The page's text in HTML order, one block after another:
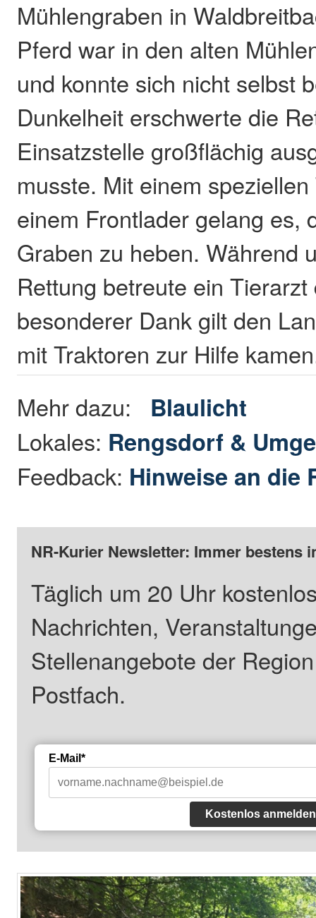
Mühlengraben in
Pferd war in den alten
und konnte sich nicht selbst
Dunkelheit erschwerte die
Einsatzstelle großflächig
musste. Mit einem
einem Frontlader gelang es,
Graben zu heben. Während
Rettung betreute ein
besonderer Dank gilt den
mit Traktoren zur Hilfe
Mehr dazu: Blaulicht
Lokales: Rengsdorf &
Feedback: Hinweise an die
NR-Kurier Newsletter: Immer bestens
Täglich um 20 Uhr
Nachrichten,
Stellenangebote der
Postfach.
E-Mail*
Kostenlos anmelden